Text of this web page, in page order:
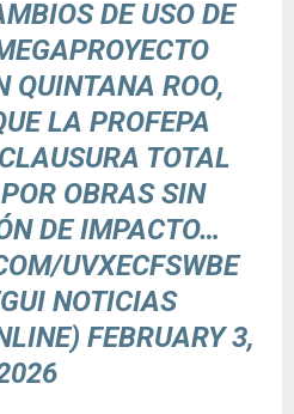
DE USO DE
QUINTANA ROO,
LA PROFEPA
TOTAL
OBRAS SIN
DE IMPACTO…
UVXECFSWBE
NOTICIAS
FEBRUARY 3,